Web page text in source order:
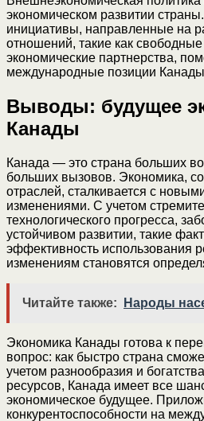
экономическом развитии
инициативы, направленные на
отношений, такие как
экономические партнерства,
международные позиции
Выводы: будущее
Канады
Канада — это страна больших
больших вызовов. Экономика,
отраслей, сталкивается с
изменениями. С учетом
технологического прогресса,
устойчивом развитии, такие
эффективность использования
изменениям становятся
Читайте также: Народы
Экономика Канады готова к
вопрос: как быстро страна
учетом разнообразия и
ресурсов, Канада имеет все
экономическое будущее.
конкурентоспособности на